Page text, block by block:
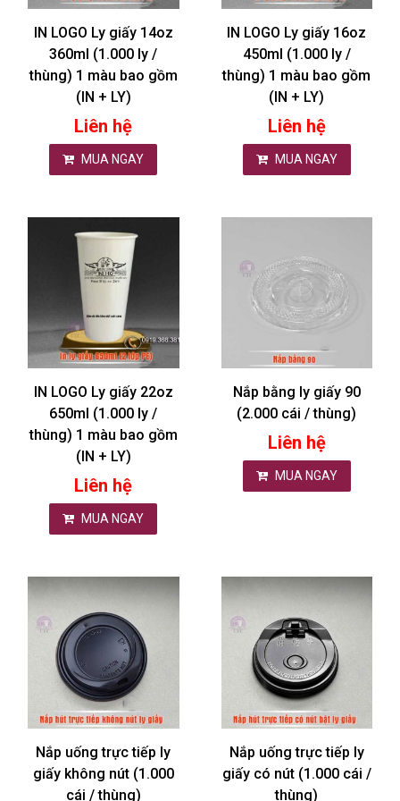
IN LOGO Ly giấy 14oz
360ml (1.000 ly /
thùng) 1 màu bao gồm
(IN + LY)
Liên hệ
MUA NGAY
IN LOGO Ly giấy 16oz
450ml (1.000 ly /
thùng) 1 màu bao gồm
(IN + LY)
Liên hệ
MUA NGAY
IN LOGO Ly giấy 22oz
650ml (1.000 ly /
thùng) 1 màu bao gồm
(IN + LY)
Liên hệ
MUA NGAY
Nắp bằng ly giấy 90
(2.000 cái / thùng)
Liên hệ
MUA NGAY
Nắp uống trực tiếp ly
giấy không nút (1.000
cái / thùng)
Nắp uống trực tiếp ly
giấy có nút (1.000 cái /
thùng)